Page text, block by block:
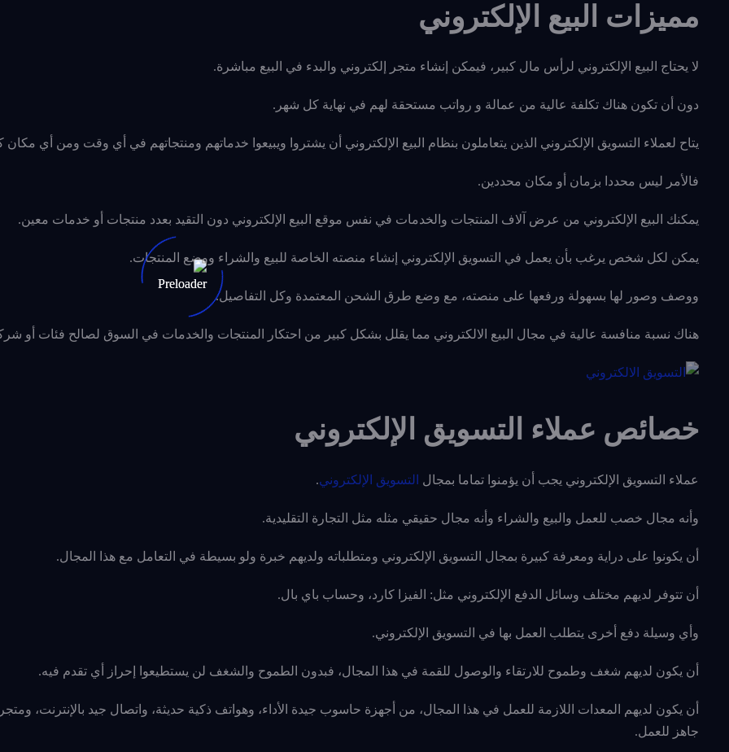
مميزات البيع الإلكتروني
لا يحتاج البيع الإلكتروني لرأس مال كبير، فيمكن إنشاء متجر إلكتروني والبدء في البيع مباشرة.
دون أن تكون هناك تكلفة عالية من عمالة و رواتب مستحقة لهم في نهاية كل شهر.
يتاح لعملاء التسويق الإلكتروني الذين يتعاملون بنظام البيع الإلكتروني أن يشتروا ويبيعوا خدماتهم ومنتجاتهم في أي وقت ومن أي مكان
فالأمر ليس محددا بزمان أو مكان محددين.
يمكنك البيع الإلكتروني من عرض آلاف المنتجات والخدمات في نفس موقع البيع الإلكتروني دون التقيد بعدد منتجات أو خدمات معين.
يمكن لكل شخص يرغب بأن يعمل في التسويق الإلكتروني إنشاء منصته الخاصة للبيع والشراء ووضع المنتجات.
ووصف وصور لها بسهولة ورفعها على منصته، مع وضع طرق الشحن المعتمدة وكل التفاصيل.
هناك نسبة منافسة عالية في مجال البيع الالكتروني مما يقلل بشكل كبير من احتكار المنتجات والخدمات في السوق لصالح فئات أو
خصائص عملاء التسويق الإلكتروني
عملاء التسويق الإلكتروني يجب أن يؤمنوا تماما بمجال التسويق الإلكتروني.
وأنه مجال خصب للعمل والبيع والشراء وأنه مجال حقيقي مثله مثل التجارة التقليدية.
أن يكونوا على دراية ومعرفة كبيرة بمجال التسويق الإلكتروني ومتطلباته ولديهم خبرة ولو بسيطة في التعامل مع هذا المجال.
أن تتوفر لديهم مختلف وسائل الدفع الإلكتروني مثل: الفيزا كارد، وحساب باي بال.
وأي وسيلة دفع أخرى يتطلب العمل بها في التسويق الإلكتروني.
أن يكون لديهم شغف وطموح للارتقاء والوصول للقمة في هذا المجال، فبدون الطموح والشغف لن يستطيعوا إحراز أي تقدم فيه.
أن يكون لديهم المعدات اللازمة للعمل في هذا المجال، من أجهزة حاسوب جيدة الأداء، وهواتف ذكية حديثة، واتصال جيد بالإنترنت،
جاهز للعمل.